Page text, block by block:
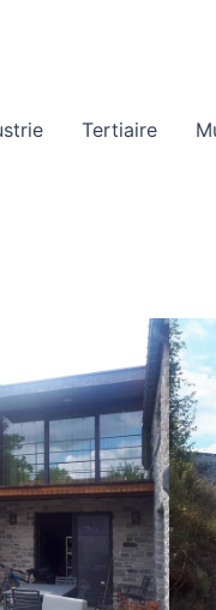
Tertiaire